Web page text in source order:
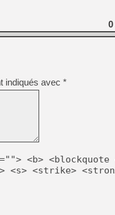
0
indiqués avec *
<b> <blockquote
<s> <strike>